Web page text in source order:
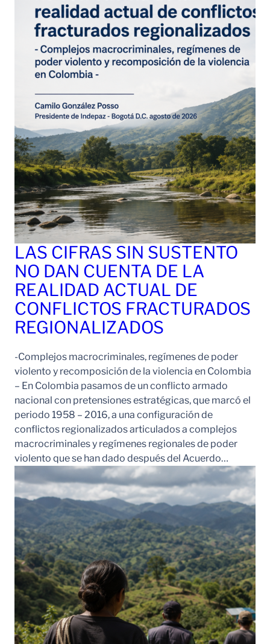
LAS CIFRAS SIN SUSTENTO
NO DAN CUENTA DE LA
REALIDAD ACTUAL DE
CONFLICTOS FRACTURADOS
REGIONALIZADOS
-Complejos macrocriminales, regímenes de poder
violento y recomposición de la violencia en Colombia
– En Colombia pasamos de un conflicto armado
nacional con pretensiones estratégicas, que marcó el
periodo 1958 – 2016, a una configuración de
conflictos regionalizados articulados a complejos
macrocriminales y regímenes regionales de poder
violento que se han dado después del Acuerdo…